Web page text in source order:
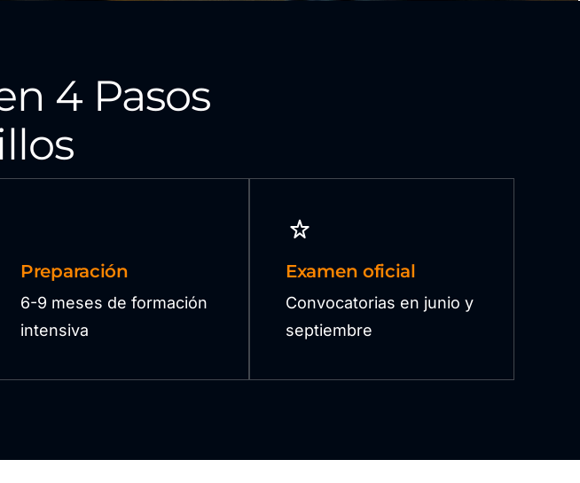
4 Pasos
Preparación
6-9 meses de formación
intensiva
Examen oficial
Convocatorias en junio y
septiembre